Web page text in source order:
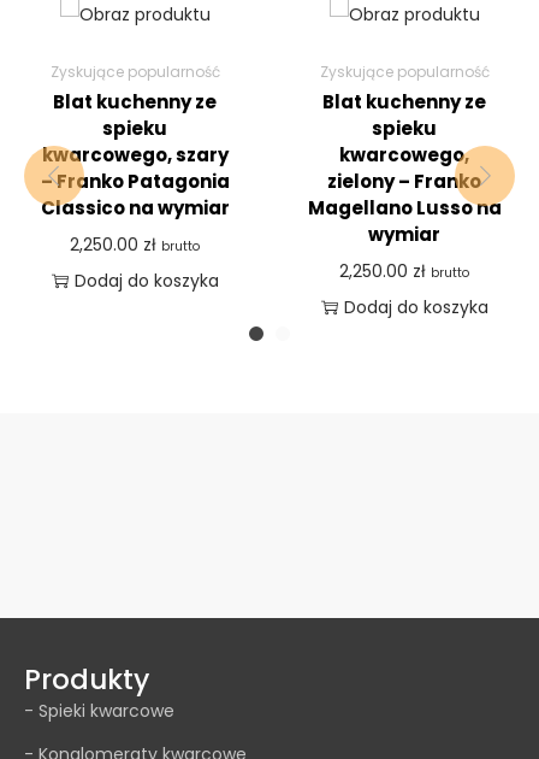
Zyskujące popularność
Blat kuchenny ze
spieku
kwarcowego, szary
– Franko Patagonia
Classico na wymiar
2,250.00 zł brutto
Dodaj do koszyka
Zyskujące popularność
Blat kuchenny ze
spieku
kwarcowego,
zielony – Franko
Magellano Lusso na
wymiar
2,250.00 zł brutto
Dodaj do koszyka
Produkty
- Spieki kwarcowe